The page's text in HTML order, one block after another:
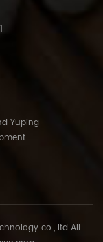
Yuping
co., ltd All